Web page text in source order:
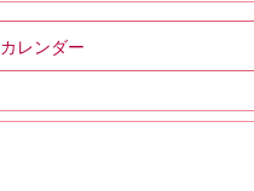
カレンダー